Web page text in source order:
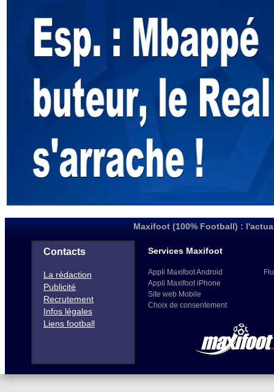
Maxifoot (100% Football) :
Contacts
La rédaction
Publicité
Recrutement
Infos légales
Liens football
Services Maxifoot
Appli Maxifoot Android
Appli Maxifoot iPhone
Site web Mobile
Choix de consentement